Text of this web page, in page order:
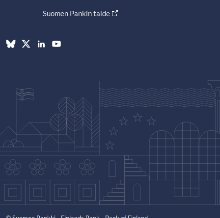
Suomen Pankin taide